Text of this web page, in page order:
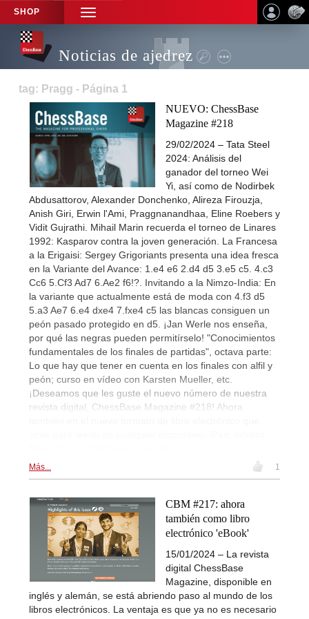
SHOP
TOGGLE
NAVIGATION
Noticias de ajedrez
tag: Pragg - Página 1
NUEVO: ChessBase
Magazine #218
29/02/2024 – Tata Steel
2024: Análisis del
ganador del torneo Wei
Yi, así como de Nodirbek
Abdusattorov, Alexander Donchenko, Alireza Firouzja,
Anish Giri, Erwin l'Ami, Praggnanandhaa, Eline Roebers y
Vidit Gujrathi. Mihail Marin recuerda el torneo de Linares
1992: Kasparov contra la joven generación. La Francesa
a la Erigaisi: Sergey Grigoriants presenta una idea fresca
en la Variante del Avance: 1.e4 e6 2.d4 d5 3.e5 c5. 4.c3
Cc6 5.Cf3 Ad7 6.Ae2 f6!?. Invitando a la Nimzo-India: En
la variante que actualmente está de moda con 4.f3 d5
5.a3 Ae7 6.e4 dxe4 7.fxe4 c5 las blancas consiguen un
peón pasado protegido en d5. ¡Jan Werle nos enseña,
por qué las negras pueden permitírselo! "Conocimientos
fundamentales de los finales de partidas", octava parte:
Lo que hay que tener en cuenta en los finales con alfil y
peón; curso en vídeo con Karsten Mueller, etc.
¡Deseamos que les guste el nuevo número de nuestra
revista digital, ChessBase Magazine #218! Ahora
Más... 1
CBM #217: ahora
también como libro
electrónico 'eBook'
15/01/2024 – La revista
digital ChessBase
Magazine, disponible en
inglés y alemán, se está abriendo paso al mundo de los
libros electrónicos. La ventaja es que ya no es necesario